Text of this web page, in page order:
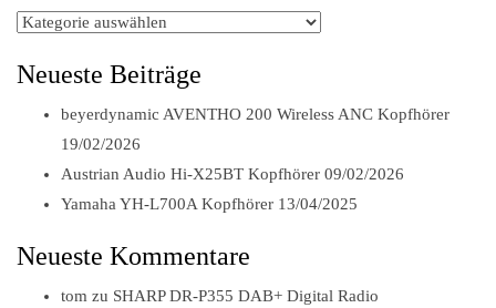
Kategorien
Neueste Beiträge
beyerdynamic AVENTHO 200 Wireless ANC Kopfhörer
19/02/2026
Austrian Audio Hi-X25BT Kopfhörer 09/02/2026
Yamaha YH-L700A Kopfhörer 13/04/2025
Neueste Kommentare
tom zu SHARP DR-P355 DAB+ Digital Radio